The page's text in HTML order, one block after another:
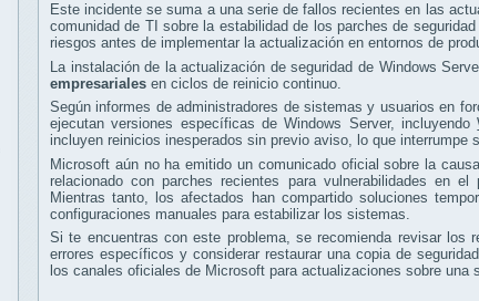
Este incidente se suma a una serie de fallos recientes en las
comunidad de TI sobre la estabilidad de los parches de
riesgos antes de implementar la actualización en entornos de
La instalación de la actualización de seguridad de Windows
empresariales en ciclos de reinicio continuo.
Según informes de administradores de sistemas y usuarios en
ejecutan versiones específicas de Windows Server, incluyendo
incluyen reinicios inesperados sin previo aviso, lo que
Microsoft aún no ha emitido un comunicado oficial sobre la
relacionado con parches recientes para vulnerabilidades en el
Mientras tanto, los afectados han compartido soluciones
configuraciones manuales para estabilizar los sistemas.
Si te encuentras con este problema, se recomienda revisar los
errores específicos y considerar restaurar una copia de
los canales oficiales de Microsoft para actualizaciones sobre una